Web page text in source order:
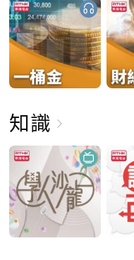
知識